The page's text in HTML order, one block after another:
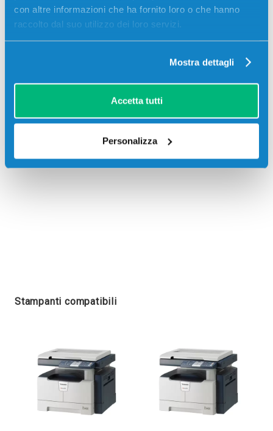
con altre informazioni che ha fornito loro o che hanno
raccolto dal suo utilizzo dei loro servizi.
Mostra dettagli
Accetta tutti
Personalizza
Stampanti compatibili